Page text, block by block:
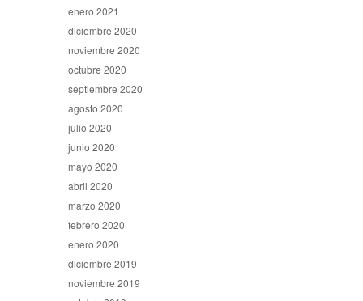
enero 2021
diciembre 2020
noviembre 2020
octubre 2020
septiembre 2020
agosto 2020
julio 2020
junio 2020
mayo 2020
abril 2020
marzo 2020
febrero 2020
enero 2020
diciembre 2019
noviembre 2019